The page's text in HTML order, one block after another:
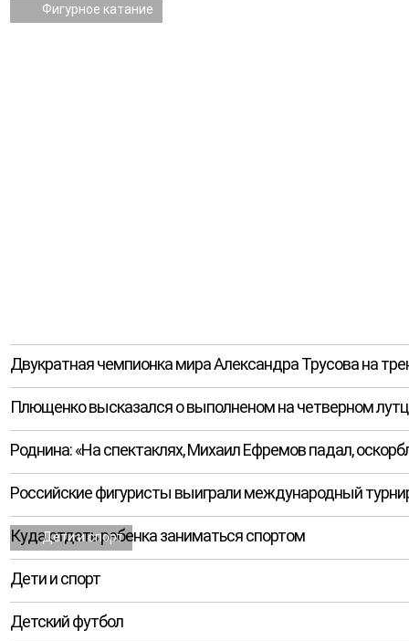
Двукратная чемпионка мира Александра Трусова на
Плющенко высказался о выполненом на четверном
Роднина: «На спектаклях, Михаил Ефремов падал,
Российские фигуристы выиграли международный
Фигурное катание
Куда отдать ребенка заниматься спортом
Дети и спорт
Детский футбол
Дети и спорт